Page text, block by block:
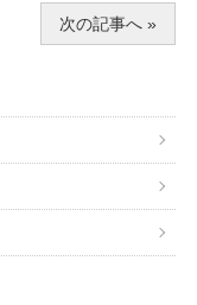
次の記事へ »